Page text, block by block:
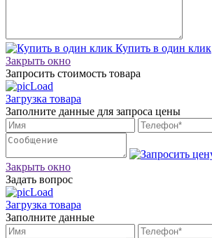
Купить в один клик
Закрыть окно
Запросить стоимость товара
Загрузка товара
Заполните данные для запроса цены
Закрыть окно
Задать вопрос
Загрузка товара
Заполните данные